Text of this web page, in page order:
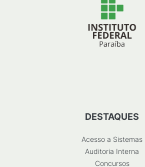
DESTAQUES
Acesso a Sistemas
Auditoria Interna
Concursos